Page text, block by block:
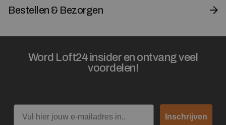
Bestellen & Bezorgen
Word Loft24 insider en ontvang veel
voordelen!
Email
Inschrijven